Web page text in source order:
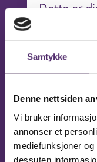
Samtykke
Denne nettsiden
Vi bruker
annonser et
mediefunksjoner
dessuten
Dette er
gang
minutter
kroppen!
Her er det
Ingen
rolig og
hvor du